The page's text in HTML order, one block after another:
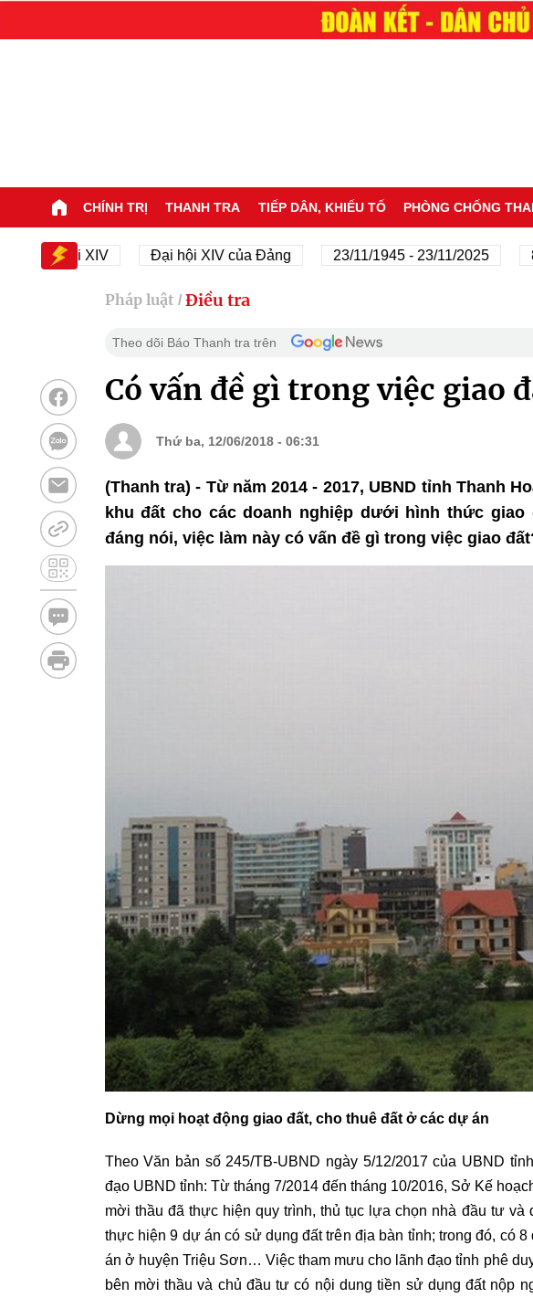
CHÍNH TRỊ THANH TRA TIẾP DÂN, KHIẾU TỐ PHÒNG CHỐNG
Đại hội XIV Đại hội XIV của Đảng 23/11/1945 - 23/11/2025 80
Pháp luật / Điều tra
Theo dõi Báo Thanh tra trên
Có vấn đề gì trong việc giao
Thứ ba, 12/06/2018 - 06:31
(Thanh tra) - Từ năm 2014 - 2017, UBND tỉnh Thanh
khu đất cho các doanh nghiệp dưới hình thức
đáng nói, việc làm này có vấn đề gì trong việc giao
Dừng mọi hoạt động giao đất, cho thuê đất ở các dự án
Theo Văn bản số 245/TB-UBND ngày 5/12/2017 của UBND
đạo UBND tỉnh: Từ tháng 7/2014 đến tháng 10/2016, Sở Kế
mời thầu đã thực hiện quy trình, thủ tục lựa chọn nhà đầu tư
thực hiện 9 dự án có sử dụng đất trên địa bàn tỉnh; trong đó, có
án ở huyện Triệu Sơn… Việc tham mưu cho lãnh đạo tỉnh phê
bên mời thầu và chủ đầu tư có nội dung tiền sử dụng đất nộp